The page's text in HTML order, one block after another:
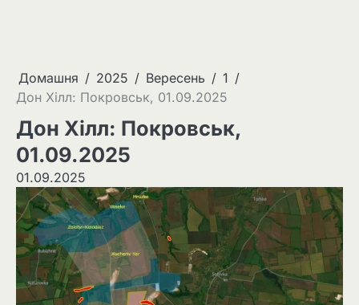
Домашня 2025 Вересень
1
Дон Хілл: Покровськ, 01.09.2025
Дон Хілл: Покровськ,
01.09.2025
01.09.2025